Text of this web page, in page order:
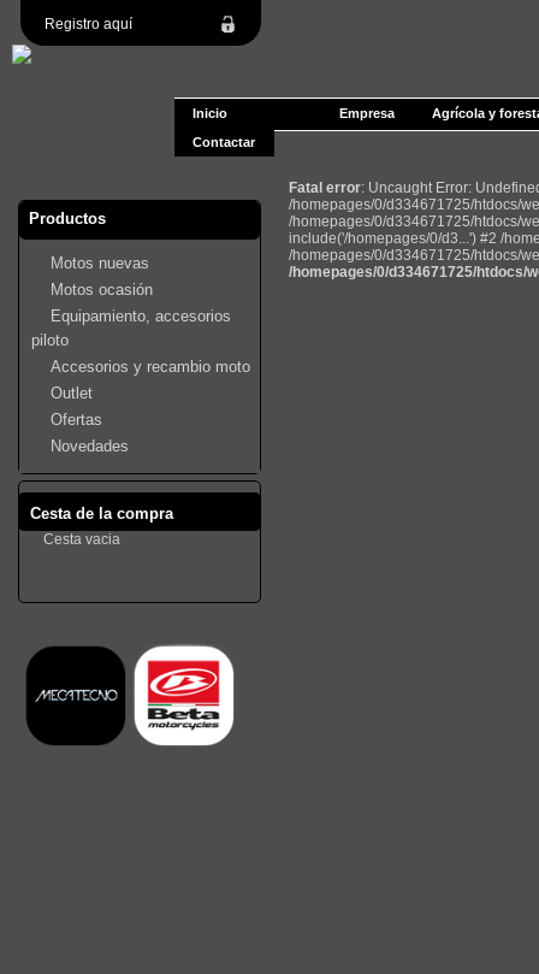
Registro aquí
Inicio Empresa
Agrícola y
Contactar
Productos
Motos nuevas
Motos ocasión
Equipamiento, accesorios
piloto
Accesorios y recambio moto
Outlet
Ofertas
Novedades
Cesta de la compra
Cesta vacia
Fatal error: Uncaught Error:
/homepages/0/d334671725/htdocs/
/homepages/0/d334671725/htdocs/
include('/homepages/0/d3...') #2 /
/homepages/0/d334671725/htdocs/
/homepages/0/d334671725/htdocs/